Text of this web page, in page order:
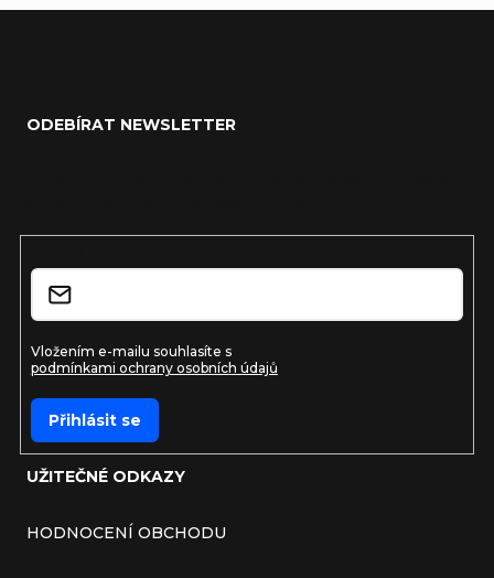
UŽITEČNÉ ODKAZY
HODNOCENÍ OBCHODU
ODEBÍRAT NEWSLETTER
Vložením e-mailu souhlasíte s
podmínkami ochrany osobních údajů
Přihlásit se